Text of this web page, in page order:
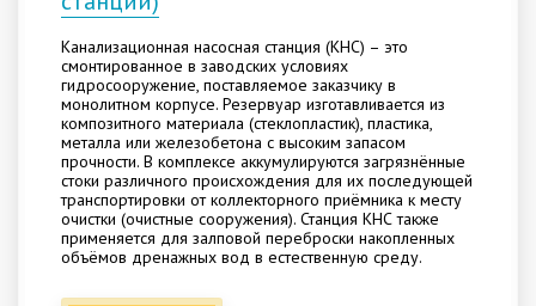
Канализационная насосная станция (КНС) – это
смонтированное в заводских условиях
гидросооружение, поставляемое заказчику в
монолитном корпусе. Резервуар изготавливается из
композитного материала (стеклопластик), пластика,
металла или железобетона с высоким запасом
прочности. В комплексе аккумулируются загрязнённые
стоки различного происхождения для их последующей
транспортировки от коллекторного приёмника к месту
очистки (очистные сооружения). Станция КНС также
применяется для залповой переброски накопленных
объёмов дренажных вод в естественную среду.